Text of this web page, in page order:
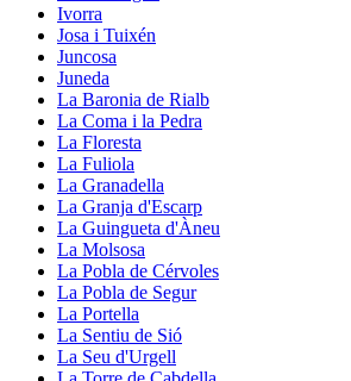
Ivorra
Josa i Tuixén
Juncosa
Juneda
La Baronia de Rialb
La Coma i la Pedra
La Floresta
La Fuliola
La Granadella
La Granja d'Escarp
La Guingueta d'Àneu
La Molsosa
La Pobla de Cérvoles
La Pobla de Segur
La Portella
La Sentiu de Sió
La Seu d'Urgell